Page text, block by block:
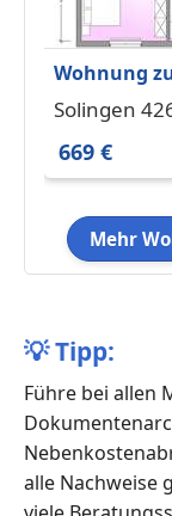
Wohnung
in Solingen
Solingen
669 €
Mehr
💡Tipp:
Führe bei allen
alle Nachweise